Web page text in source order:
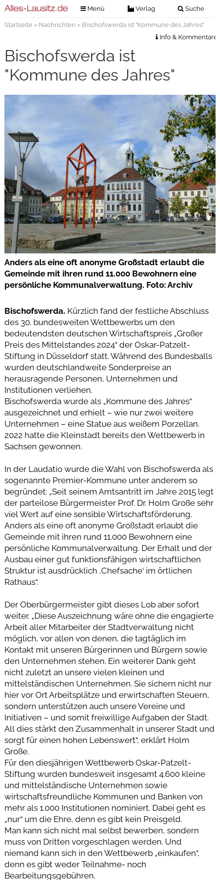
Menü Verlag Suche
Verlag
Kontakt
Impressum
Nachrichten
Anzeigensuche
Digitale Ausgaben
Startseite» Nachrichten » Bischofswerda ist "Kommune des Jahres"
Info & Kommentare
Bischofswerda ist
"Kommune des Jahres"
Anders als eine oft anonyme Großstadt erlaubt die
Gemeinde mit ihren rund 11.000 Bewohnern eine
persönliche Kommunalverwaltung. Foto: Archiv
Bischofswerda. Kürzlich fand der festliche Abschluss
des 30. bundesweiten Wettbewerbs um den
bedeutendsten deutschen Wirtschaftspreis „Großer
Preis des Mittelstandes 2024“ der Oskar-Patzelt-
Stiftung in Düsseldorf statt. Während des Bundesballs
wurden deutschlandweite Sonderpreise an
herausragende Personen, Unternehmen und
Institutionen verliehen.
Bischofswerda wurde als „Kommune des Jahres“
ausgezeichnet und erhielt – wie nur zwei weitere
Unternehmen – eine Statue aus weißem Porzellan.
2022 hatte die Kleinstadt bereits den Wettbewerb in
Sachsen gewonnen.
In der Laudatio wurde die Wahl von Bischofswerda als
sogenannte Premier-Kommune unter anderem so
begründet: „Seit seinem Amtsantritt im Jahre 2015 legt
der parteilose Bürgermeister Prof. Dr. Holm Große sehr
viel Wert auf eine sensible Wirtschaftsförderung.
Anders als eine oft anonyme Großstadt erlaubt die
Gemeinde mit ihren rund 11.000 Bewohnern eine
persönliche Kommunalverwaltung. Der Erhalt und der
Ausbau einer gut funktionsfähigen wirtschaftlichen
Struktur ist ausdrücklich ,Chefsache‘ im örtlichen
Rathaus“.
Der Oberbürgermeister gibt dieses Lob aber sofort
weiter. „Diese Auszeichnung wäre ohne die engagierte
Arbeit aller Mitarbeiter der Stadtverwaltung nicht
möglich, vor allen von denen, die tagtäglich im
Kontakt mit unseren Bürgerinnen und Bürgern sowie
den Unternehmen stehen. Ein weiterer Dank geht
nicht zuletzt an unsere vielen kleinen und
mittelständischen Unternehmen. Sie sichern nicht nur
hier vor Ort Arbeitsplätze und erwirtschaften Steuern,
sondern unterstützen auch unsere Vereine und
Initiativen – und somit freiwillige Aufgaben der Stadt.
All dies stärkt den Zusammenhalt in unserer Stadt und
sorgt für einen hohen Lebenswert“, erklärt Holm
Große.
Für den diesjährigen Wettbewerb Oskar-Patzelt-
Stiftung wurden bundesweit insgesamt 4.600 kleine
und mittelständische Unternehmen sowie
wirtschaftsfreundliche Kommunen und Banken von
mehr als 1.000 Institutionen nominiert. Dabei geht es
„nur“ um die Ehre, denn es gibt kein Preisgeld.
Man kann sich nicht mal selbst bewerben, sondern
muss von Dritten vorgeschlagen werden. Und
niemand kann sich in den Wettbewerb „einkaufen“,
denn es gibt weder Teilnahme- noch
Bearbeitungsgebühren.